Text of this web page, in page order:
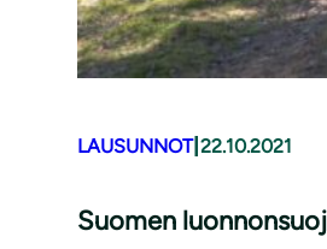
LAUSUNNOT| 22.10.2021
Suomen